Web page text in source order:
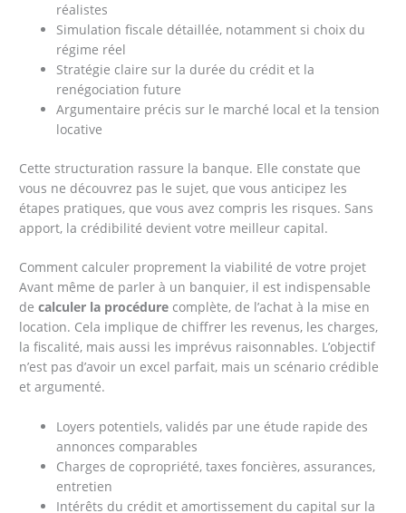
réalistes
Simulation fiscale détaillée, notamment si choix du
régime réel
Stratégie claire sur la durée du crédit et la
renégociation future
Argumentaire précis sur le marché local et la tension
locative
Cette structuration rassure la banque. Elle constate que
vous ne découvrez pas le sujet, que vous anticipez les
étapes pratiques, que vous avez compris les risques. Sans
apport, la crédibilité devient votre meilleur capital.
Comment calculer proprement la viabilité de votre projet
Avant même de parler à un banquier, il est indispensable
decalculer la procédure complète, de l’achat à la mise en
location. Cela implique de chiffrer les revenus, les charges,
la fiscalité, mais aussi les imprévus raisonnables. L’objectif
n’est pas d’avoir un excel parfait, mais un scénario crédible
et argumenté.
Loyers potentiels, validés par une étude rapide des
annonces comparables
Charges de copropriété, taxes foncières, assurances,
entretien
Intérêts du crédit et amortissement du capital sur la